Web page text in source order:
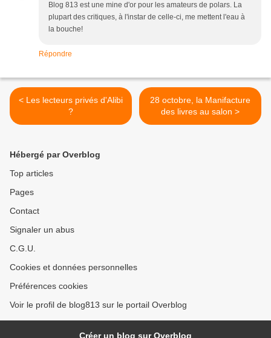
Blog 813 est une mine d'or pour les amateurs de polars. La
plupart des critiques, à l'instar de celle-ci, me mettent l'eau à
la bouche!
Répondre
< Les lecteurs privés d'Alibi
?
28 octobre, la Manifacture
des livres au salon >
Hébergé par Overblog
Top articles
Pages
Contact
Signaler un abus
C.G.U.
Cookies et données personnelles
Préférences cookies
Voir le profil de blog813 sur le portail Overblog
Créer un blog sur Overblog